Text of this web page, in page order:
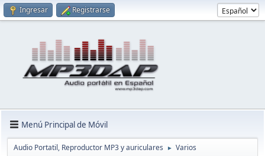
Ingresar Registrarse
Menú Principal de Móvil
Audio Portatil, Reproductor MP3 y auriculares ► Varios